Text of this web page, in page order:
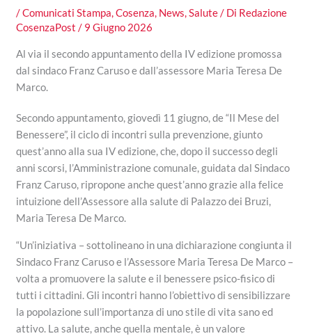
/Comunicati Stampa,Cosenza, News,Salute/ Di Redazione
CosenzaPost/ 9 Giugno 2026
Al via il secondo appuntamento della IV edizione promossa
dal sindaco Franz Caruso e dall’assessore Maria Teresa De
Marco.
Secondo appuntamento, giovedì 11 giugno, de “Il Mese del
Benessere”, il ciclo di incontri sulla prevenzione, giunto
quest’anno alla sua IV edizione, che, dopo il successo degli
anni scorsi, l’Amministrazione comunale, guidata dal Sindaco
Franz Caruso, ripropone anche quest’anno grazie alla felice
intuizione dell’Assessore alla salute di Palazzo dei Bruzi,
Maria Teresa De Marco.
“Un’iniziativa – sottolineano in una dichiarazione congiunta il
Sindaco Franz Caruso e l’Assessore Maria Teresa De Marco –
volta a promuovere la salute e il benessere psico-fisico di
tutti i cittadini. Gli incontri hanno l’obiettivo di sensibilizzare
la popolazione sull’importanza di uno stile di vita sano ed
attivo. La salute, anche quella mentale, è un valore